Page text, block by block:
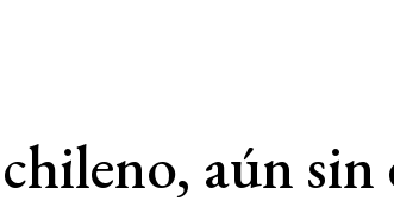
aún